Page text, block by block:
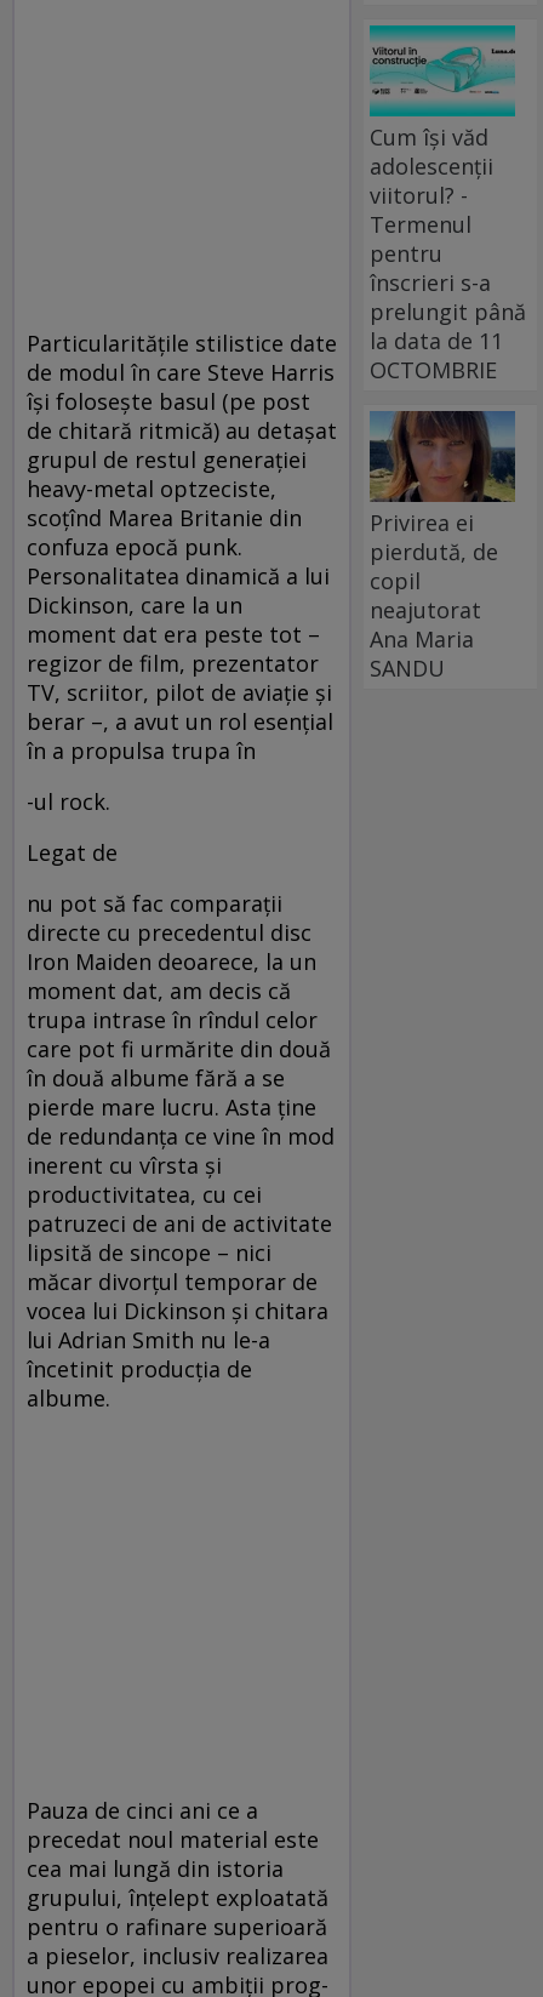
Particularităţile stilistice date
de modul în care Steve Harris
îşi foloseşte basul (pe post
de chitară ritmică) au detaşat
grupul de restul generaţiei
heavy-metal optzeciste,
scoţînd Marea Britanie din
confuza epocă punk.
Personalitatea dinamică a lui
Dickinson, care la un
moment dat era peste tot –
regizor de film, prezentator
TV, scriitor, pilot de aviaţie şi
berar –, a avut un rol esenţial
în a propulsa trupa în
-ul rock.
Legat de
nu pot să fac comparaţii
directe cu precedentul disc
Iron Maiden deoarece, la un
moment dat, am decis că
trupa intrase în rîndul celor
care pot fi urmărite din două
în două albume fără a se
pierde mare lucru. Asta ţine
de redundanţa ce vine în mod
inerent cu vîrsta şi
productivitatea, cu cei
patruzeci de ani de activitate
lipsită de sincope – nici
măcar divorţul temporar de
vocea lui Dickinson şi chitara
lui Adrian Smith nu le-a
încetinit producţia de
albume.
Pauza de cinci ani ce a
precedat noul material este
cea mai lungă din istoria
grupului, înţelept exploatată
pentru o rafinare superioară
a pieselor, inclusiv realizarea
unor epopei cu ambiţii prog-
Cum își văd
adolescenții
viitorul? -
Termenul
pentru
înscrieri s-a
prelungit până
la data de 11
OCTOMBRIE
Privirea ei
pierdută, de
copil
neajutorat
Ana Maria
SANDU